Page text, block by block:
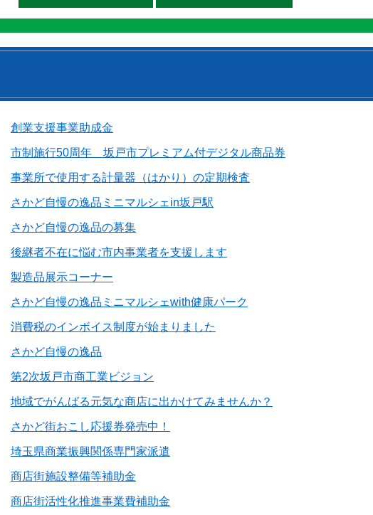
創業支援事業助成金
市制施行50周年 坂戸市プレミアム付デジタル商品券
事業所で使用する計量器（はかり）の定期検査
さかど自慢の逸品ミニマルシェin坂戸駅
さかど自慢の逸品の募集
後継者不在に悩む市内事業者を支援します
製造品展示コーナー
さかど自慢の逸品ミニマルシェwith健康パーク
消費税のインボイス制度が始まりました
さかど自慢の逸品
第2次坂戸市商工業ビジョン
地域でがんばる元気な商店に出かけてみませんか？
さかど街おこし応援券発売中！
埼玉県商業振興関係専門家派遣
商店街施設整備等補助金
商店街活性化推進事業費補助金